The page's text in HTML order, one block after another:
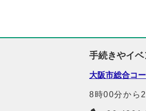
手続きやイ
大阪市総合コ
8時00分から